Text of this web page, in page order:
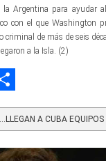
la Argentina para ayudar
con el que Washington
criminal de más de seis
a la Isla. (2)
A CUBA EQUIPOS